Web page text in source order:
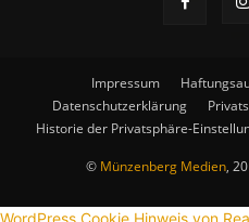
Impressum
Datenschutzerklärung
Historie der Privatsphäre-
© Münzenberg Medien,